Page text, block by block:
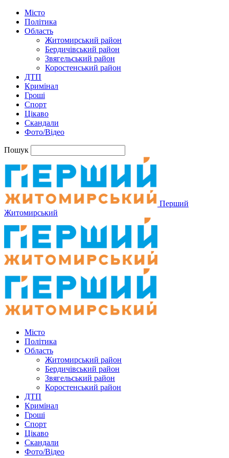
Місто
Політика
Область
Житомирський район
Бердичівський район
Звягельський район
Коростенський район
ДТП
Кримінал
Гроші
Спорт
Цікаво
Скандали
Фото/Відео
Пошук
Перший
Житомирський
Місто
Політика
Область
Житомирський район
Бердичівський район
Звягельський район
Коростенський район
ДТП
Кримінал
Гроші
Спорт
Цікаво
Скандали
Фото/Відео